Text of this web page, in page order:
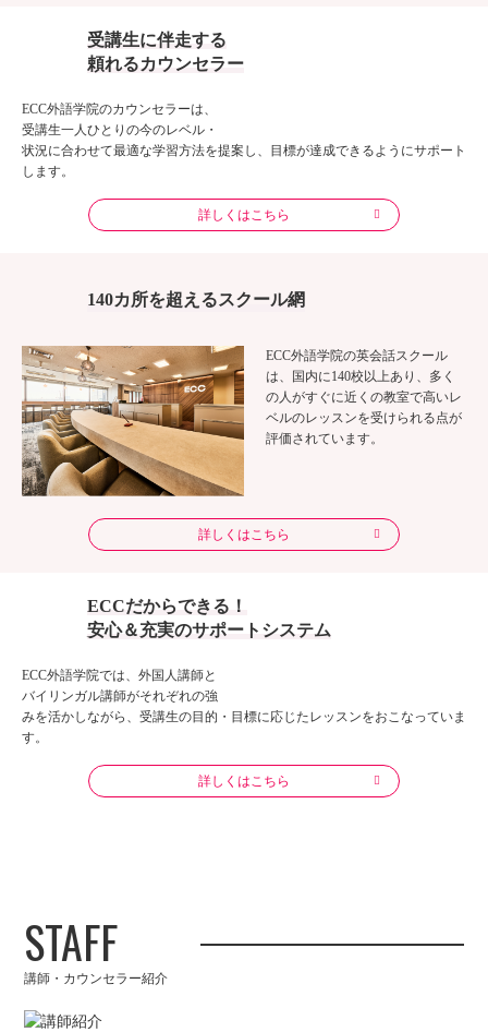
受講生に伴走する
頼れるカウンセラー
ECC外語学院のカウンセラーは、
受講生一人ひとりの今のレベル・
状況に合わせて最適な学習方法を提案し、目標が達成できるようにサポート
します。
詳しくはこちら
140カ所を超えるスクール網
ECC外語学院の英会話スクール
は、国内に140校以上あり、多く
の人がすぐに近くの教室で高いレ
ベルのレッスンを受けられる点が
評価されています。
詳しくはこちら
ECCだからできる！
安心＆充実のサポートシステム
ECC外語学院では、外国人講師と
バイリンガル講師がそれぞれの強
みを活かしながら、受講生の目的・目標に応じたレッスンをおこなっていま
す。
詳しくはこちら
STAFF
講師・カウンセラー紹介